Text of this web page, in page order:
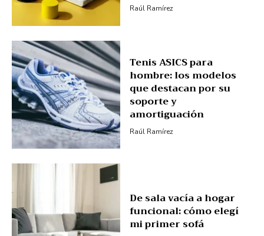
Raúl Ramírez
Tenis ASICS para
hombre: los modelos
que destacan por su
soporte y
amortiguación
Raúl Ramírez
De sala vacía a hogar
funcional: cómo elegí
mi primer sofá